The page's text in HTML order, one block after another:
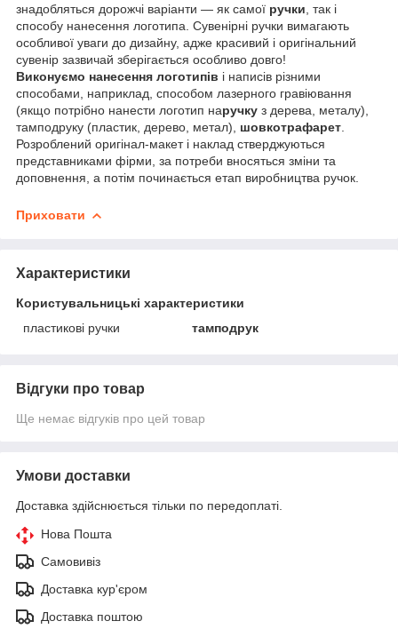
знадобляться дорожчі варіанти — як самої ручки , так і
способу нанесення логотипа. Сувенірні ручки вимагають
особливої уваги до дизайну, адже красивий і оригінальний
сувенір зазвичай зберігається особливо довго!
Виконуємо нанесення логотипів і написів різними
способами, наприклад, способом лазерного гравіювання
(якщо потрібно нанести логотип наручку з дерева, металу),
тамподруку (пластик, дерево, метал), шовкотрафарет
Розроблений оригінал-макет і наклад стверджуються
представниками фірми, за потреби вносяться зміни та
доповнення, а потім починається етап виробництва ручок.
Приховати
Характеристики
Користувальницькі характеристики
пластикові ручки
тамподрук
Відгуки про товар
Ще немає відгуків про цей товар
Умови доставки
Доставка здійснюється тільки по передоплаті.
Нова Пошта
Самовивіз
Доставка кур'єром
Доставка поштою